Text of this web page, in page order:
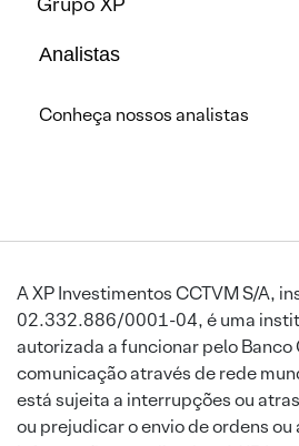
Analistas
Conheça nossos analistas
A XP Investimentos CCTVM S/A,
02.332.886/0001-04, é uma
autorizada a funcionar pelo Banco
comunicação através de rede
está sujeita a interrupções ou
ou prejudicar o envio de ordens